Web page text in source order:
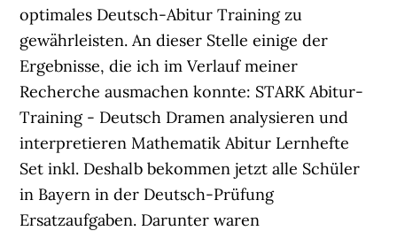
optimales Deutsch-Abitur Training zu
gewährleisten. An dieser Stelle einige der
Ergebnisse, die ich im Verlauf meiner
Recherche ausmachen konnte: STARK Abitur-
Training - Deutsch Dramen analysieren und
interpretieren Mathematik Abitur Lernhefte
Set inkl. Deshalb bekommen jetzt alle Schüler
in Bayern in der Deutsch-Prüfung
Ersatzaufgaben. Darunter waren